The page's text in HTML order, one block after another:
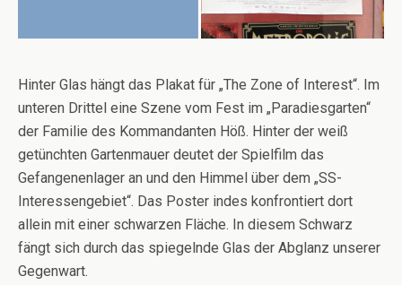
Hinter Glas hängt das Plakat für „The Zone of Interest“. Im
unteren Drittel eine Szene vom Fest im „Paradiesgarten“
der Familie des Kommandanten Höß. Hinter der weiß
getünchten Gartenmauer deutet der Spielfilm das
Gefangenenlager an und den Himmel über dem „SS-
Interessengebiet“. Das Poster indes konfrontiert dort
allein mit einer schwarzen Fläche. In diesem Schwarz
fängt sich durch das spiegelnde Glas der Abglanz unserer
Gegenwart.